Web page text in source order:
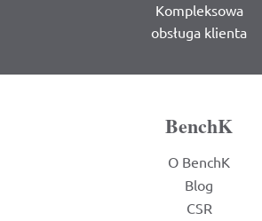
Kompleksowa
obsługa klienta
BenchK
O BenchK
Blog
CSR